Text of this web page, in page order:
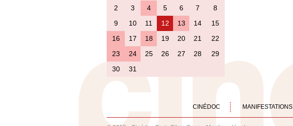
2
3 4 5 6 7
8
9
10 11 12 13 14
15
16
17 18 19 20 21
22
23
24 25 26 27 28
29
30
31
CINÉDOC MANIFESTATIONS